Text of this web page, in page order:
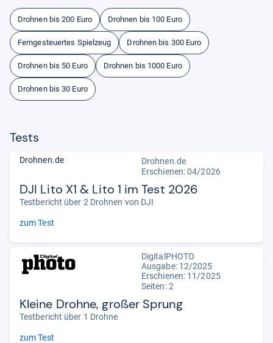
Drohnen bis 200 Euro Drohnen bis 100 Euro
Ferngesteuertes Spielzeug Drohnen bis 300 Euro
Drohnen bis 50 Euro Drohnen bis 1000 Euro
Drohnen bis 30 Euro
Tests
Drohnen.de
Drohnen.de
Erschienen:04/2026
DJI Lito X1 & Lito 1 im Test 2026
Testbericht über 2 Drohnen von DJI
zum Test
DigitalPHOTO
Ausgabe: 12/2025
Erschienen: 11/2025
Seiten: 2
Kleine Drohne, großer Sprung
Testbericht über 1 Drohne
zum Test